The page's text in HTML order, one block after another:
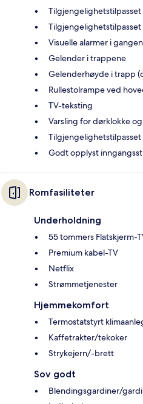
Tilgjengelighetstilpasset
Visuelle alarmer i
Gelender i trappene
Gelenderhøyde i trapp
Rullestolrampe ved
TV-teksting
Varsling for dørklokke
Godt opplyst
Romfasiliteter
Underholdning
55 tommers Flatskjerm-
Premium kabel-TV
Netflix
Strømmetjenester
Hjemmekomfort
Termostatstyrt
Kaffetrakter/tekoker
Strykejern/-brett
Sov godt
Blendingsgardiner/